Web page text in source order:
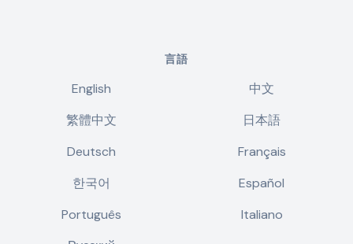
言語
English
中文
繁體中文
日本語
Deutsch
Français
한국어
Español
Português
Italiano